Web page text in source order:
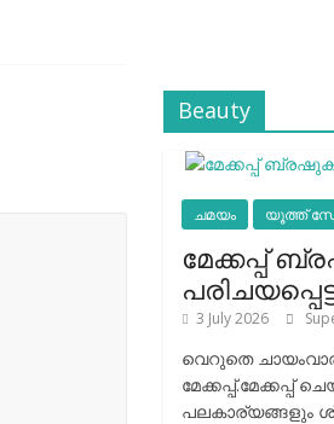
Beauty
ചമയം യൂത്ത്
മേക്കപ്പ്
3 July 2026
വെറുതെ
മേക്കപ്പ്.മേക്കപ്പ്
പലകാര്യങ്ങളും